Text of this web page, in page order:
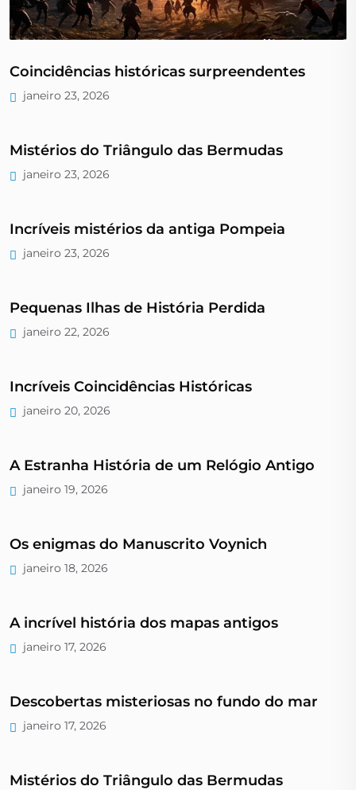
Coincidências históricas surpreendentes
janeiro 23, 2026
Mistérios do Triângulo das Bermudas
janeiro 23, 2026
Incríveis mistérios da antiga Pompeia
janeiro 23, 2026
Pequenas Ilhas de História Perdida
janeiro 22, 2026
Incríveis Coincidências Históricas
janeiro 20, 2026
A Estranha História de um Relógio Antigo
janeiro 19, 2026
Os enigmas do Manuscrito Voynich
janeiro 18, 2026
A incrível história dos mapas antigos
janeiro 17, 2026
Descobertas misteriosas no fundo do mar
janeiro 17, 2026
Mistérios do Triângulo das Bermudas